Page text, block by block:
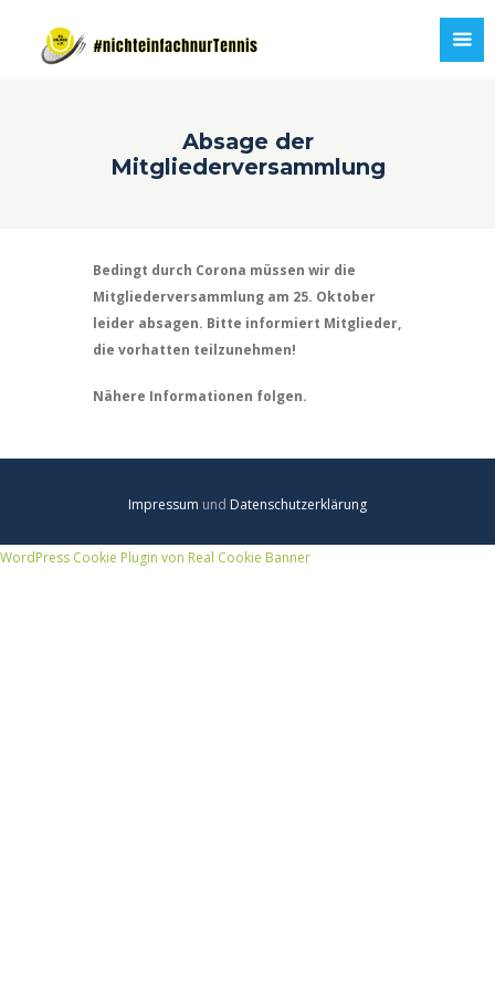
Absage der
Mitgliederversammlung
Bedingt durch Corona müssen wir die
Mitgliederversammlung am 25. Oktober
leider absagen. Bitte informiert Mitglieder,
die vorhatten teilzunehmen!
Nähere Informationen folgen.
Impressum und Datenschutzerklärung
WordPress Cookie Plugin von Real Cookie Banner